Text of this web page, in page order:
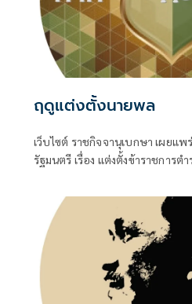
ฤดูแต่งตั้งนายพล
เว็บไซต์ ราชกิจจานุเบกษา เผยแ
รัฐมนตรี เรื่อง แต่งตั้งข้าราชการต